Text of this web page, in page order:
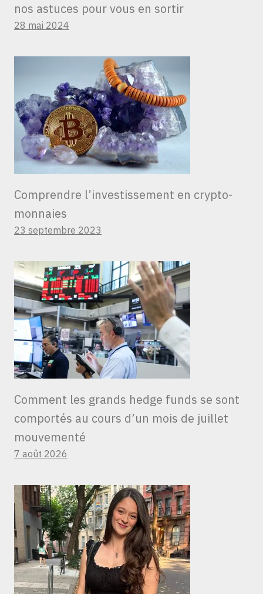
nos astuces pour vous en sortir
28 mai 2024
Comprendre l’investissement en crypto-
monnaies
23 septembre 2023
Comment les grands hedge funds se sont
comportés au cours d’un mois de juillet
mouvementé
7 août 2026